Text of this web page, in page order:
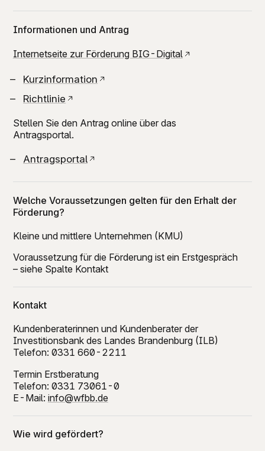
Informationen und Antrag
Internetseite zur Förderung BIG-Digital
Kurzinformation
Richtlinie
Stellen Sie den Antrag online über das
Antragsportal.
Antragsportal
Welche Voraussetzungen gelten für den Erhalt der
Förderung?
Kleine und mittlere Unternehmen (KMU)
Voraussetzung für die Förderung ist ein Erstgespräch
– siehe Spalte Kontakt
Kontakt
Kundenberaterinnen und Kundenberater der
Investitionsbank des Landes Brandenburg (ILB)
Telefon: 0331 660-2211
Termin Erstberatung
Telefon: 0331 73061-0
E-Mail: info@wfbb.de
Wie wird gefördert?